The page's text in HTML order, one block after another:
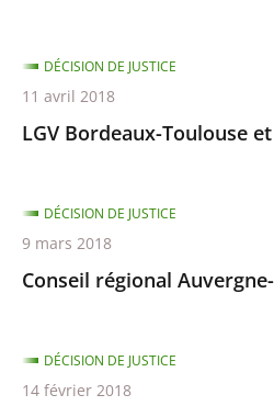
LGV Bordeaux-Toulouse
DÉCISION DE JUSTICE
11 avril 2018
Conseil régional
DÉCISION DE JUSTICE
9 mars 2018
DÉCISION DE JUSTICE
14 février 2018